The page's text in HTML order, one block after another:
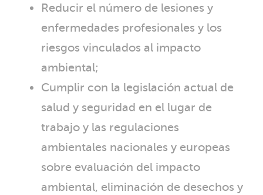
Reducir el número de lesiones y
enfermedades profesionales y los
riesgos vinculados al impacto
ambiental;
Cumplir con la legislación actual de
salud y seguridad en el lugar de
trabajo y las regulaciones
ambientales nacionales y europeas
sobre evaluación del impacto
ambiental, eliminación de desechos y